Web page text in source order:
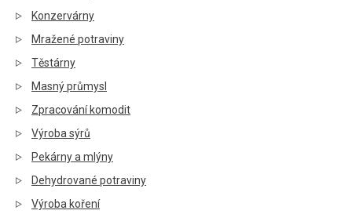
Konzervárny
Mražené potraviny
Těstárny
Masný průmysl
Zpracování komodit
Výroba sýrů
Pekárny a mlýny
Dehydrované potraviny
Výroba koření